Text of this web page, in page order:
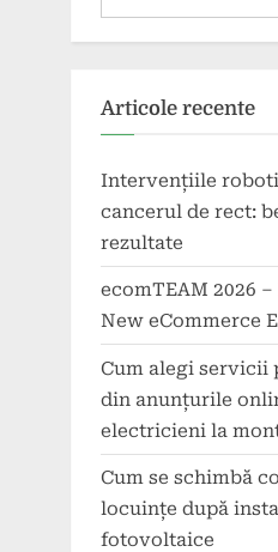
Articole recente
Intervențiile
cancerul de rect:
rezultate
ecomTEAM 2026
New eCommerce
Cum alegi servicii
din anunțurile
electricieni la
Cum se schimbă
locuințe după
fotovoltaice